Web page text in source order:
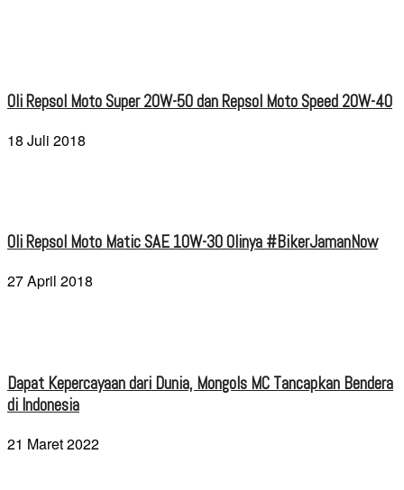
Oli Repsol Moto Super 20W-50 dan Repsol Moto Speed 20W-40
18 Juli 2018
Oli Repsol Moto Matic SAE 10W-30 Olinya #BikerJamanNow
27 April 2018
Dapat Kepercayaan dari Dunia, Mongols MC Tancapkan Bendera
di Indonesia
21 Maret 2022